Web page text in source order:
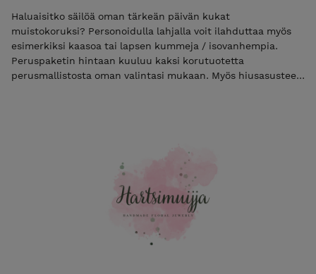
Haluaisitko säilöä oman tärkeän päivän kukat
muistokoruksi? Personoidulla lahjalla voit ilahduttaa myös
esimerkiksi kaasoa tai lapsen kummeja / isovanhempia.
Peruspaketin hintaan kuuluu kaksi korutuotetta
perusmallistosta oman valintasi mukaan. Myös hiusasusteet.